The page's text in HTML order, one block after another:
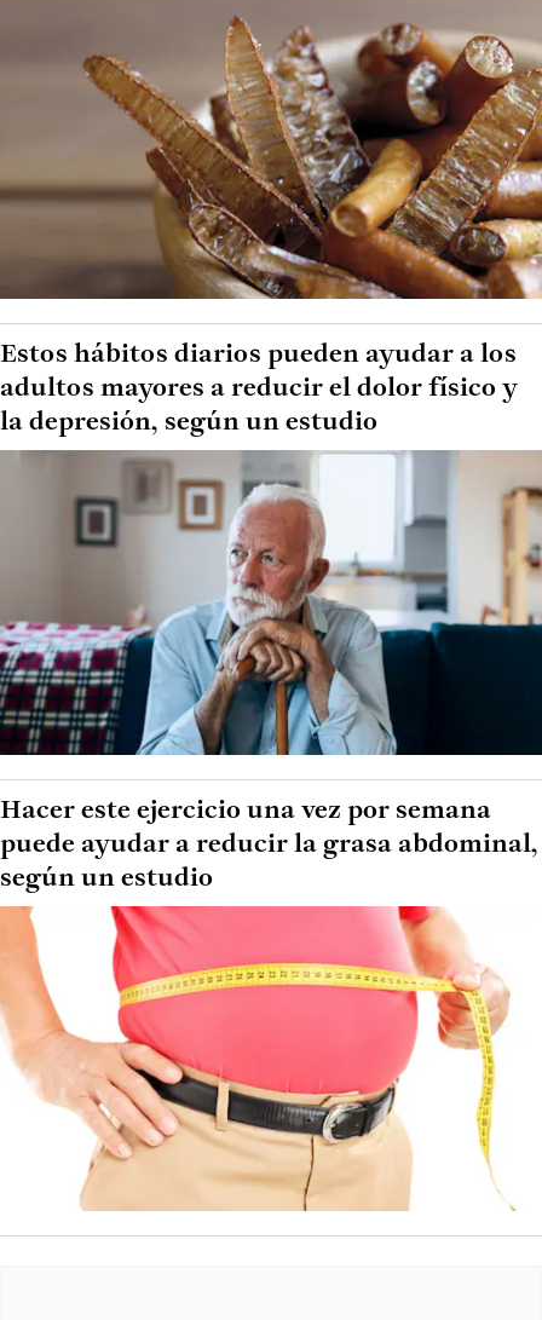
Estos hábitos diarios pueden ayudar a los
adultos mayores a reducir el dolor físico y
la depresión, según un estudio
Hacer este ejercicio una vez por semana
puede ayudar a reducir la grasa abdominal,
según un estudio